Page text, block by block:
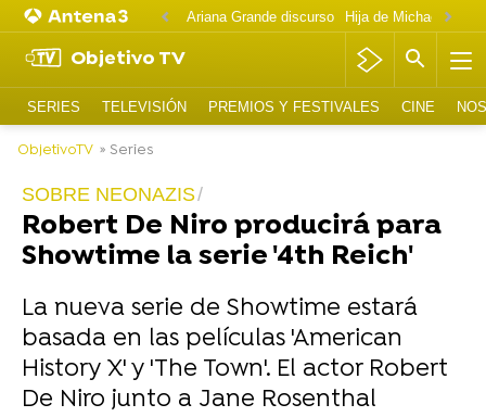
Ariana Grande discurso
Objetivo TV
SERIES TELEVISIÓN PREMIOS Y FESTIVALES CINE
ObjetivoTV » Series
SOBRE NEONAZIS
Robert De Niro producirá para
Showtime la serie '4th Reich'
La nueva serie de Showtime estará
basada en las películas 'American
History X' y 'The Town'. El actor Robert
De Niro junto a Jane Rosenthal